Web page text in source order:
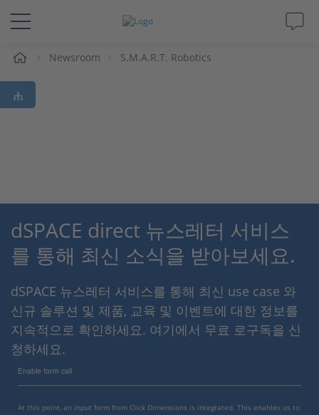
솔루션 및 제품
Support
회사
인재채용
Newsroom S.M.A.R.T. Robotics
dSPACE direct 뉴스레터 서비스
를 통해 최신 소식을 받아보세요.
dSPACE 뉴스레터 서비스를 통해 최신 use case 와
신규 솔루션 및 제품, 교육 및 이벤트에 대한 정보를
지속적으로 확인하세요. 여기에서 무료 로구독을 신
청하세요.
Enable form call
At this point, an input form from Click Dimensions is integrated. This enables us to